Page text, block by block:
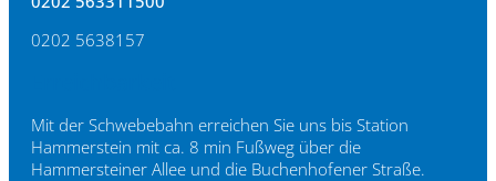
0202 5638157
Mit der Schwebebahn erreichen Sie uns bis Station
Hammerstein mit ca. 8 min Fußweg über die
Hammersteiner Allee und die Buchenhofener Straße.